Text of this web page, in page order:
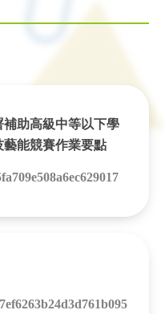
助高級中等以下學
能競賽作業要點